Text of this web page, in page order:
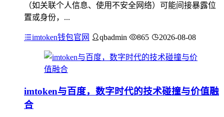
（如关联个人信息、使用不安全网络）可能间接暴露位
置或身份，...
imtoken钱包官网 qbadmin 865 2026-08-08
imtoken与百度，数字时代的技术碰撞与价值融
合